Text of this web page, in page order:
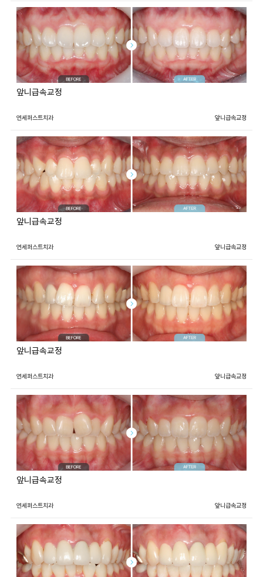
앞니급속교정
연세퍼스트치과 앞니급속교정
앞니급속교정
연세퍼스트치과 앞니급속교정
앞니급속교정
연세퍼스트치과 앞니급속교정
앞니급속교정
연세퍼스트치과 앞니급속교정